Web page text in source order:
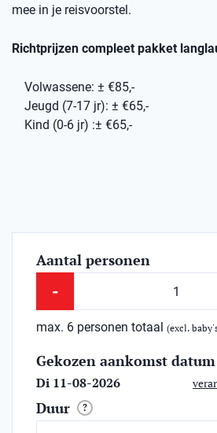
mee in je reisvoorstel.
Richtprijzen compleet pakket
Volwassene: ± €85,-
Jeugd (7-17 jr): ± €65,-
Kind (0-6 jr) :± €65,-
Aantal personen
-
max. 6 personen totaal (excl.
Gekozen aankomst datum
Di 11-08-2026
Duur ?